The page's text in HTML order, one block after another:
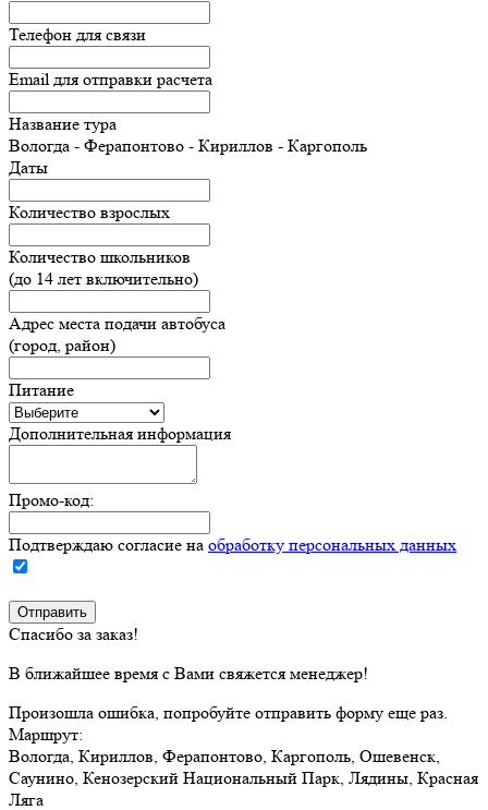
Телефон для связи
Email для отправки расчета
Название тура
Вологда - Ферапонтово - Кириллов - Каргополь
Даты
Количество взрослых
Количество школьников
(до 14 лет включительно)
Адрес места подачи автобуса
(город, район)
Питание
Дополнительная информация
Промо-код:
Подтверждаю согласие на обработку персональных данных
Спасибо за заказ!
В ближайшее время с Вами свяжется менеджер!
Произошла ошибка, попробуйте отправить форму еще раз.
Маршрут:
Вологда, Кириллов, Ферапонтово, Каргополь, Ошевенск,
Саунино, Кенозерский Национальный Парк, Лядины, Красная
Ляга